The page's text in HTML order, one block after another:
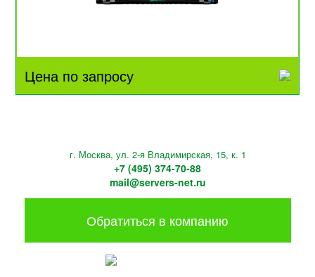
Цена по запросу
г. Москва, ул. 2-я Владимирская, 15, к. 1
+7 (495) 374-70-88
mail@servers-net.ru
Обратиться в компанию